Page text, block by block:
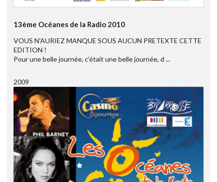
13ème Océanes de la Radio 2010
VOUS N'AURIEZ MANQUE SOUS AUCUN PRETEXTE CETTE
EDITION !
Pour une belle journée, c’était une belle journée, d ...
2009